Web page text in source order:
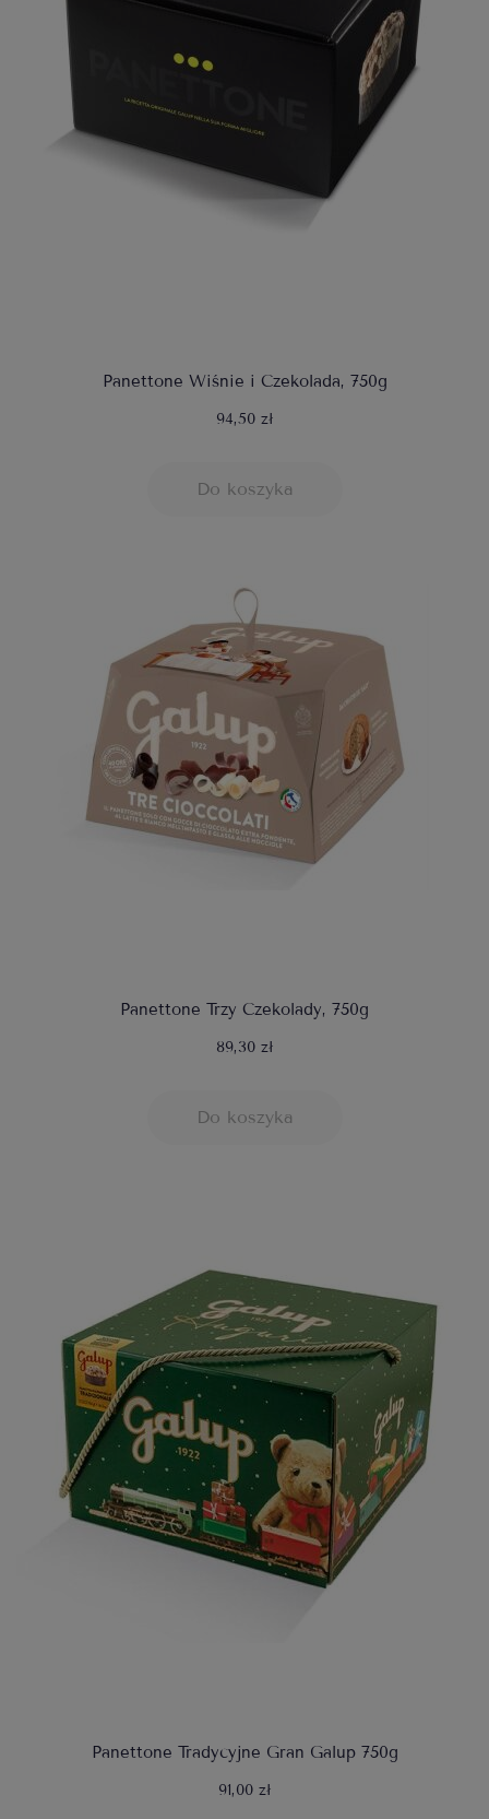
Panettone Wiśnie i Czekolada, 750g
94,50 zł
Do koszyka
Panettone Trzy Czekolady, 750g
89,30 zł
Do koszyka
Panettone Tradycyjne Gran Galup 750g
91,00 zł